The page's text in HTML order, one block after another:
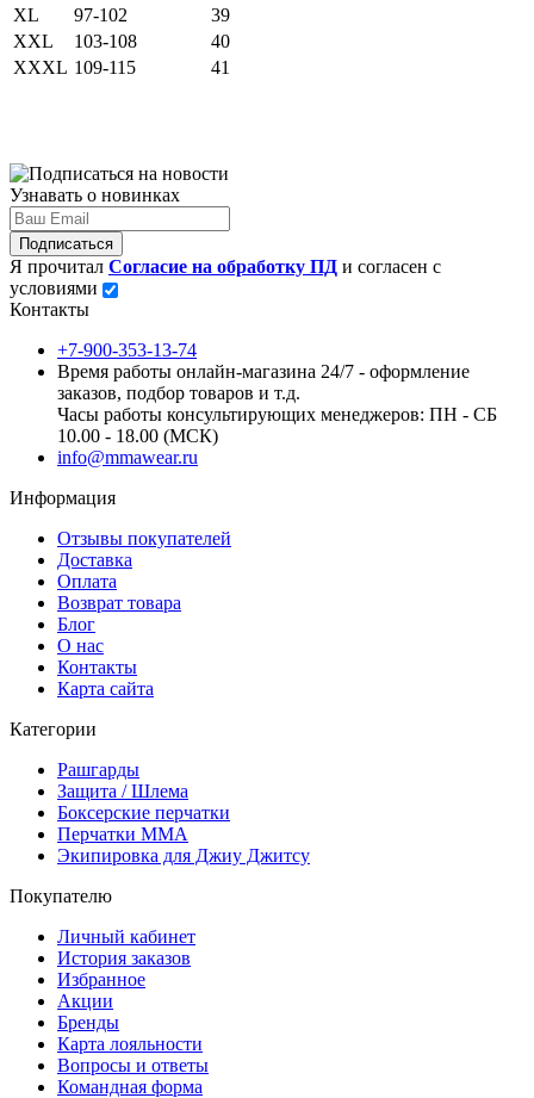
XL
97-102
39
XXL
103-108
40
XXXL 109-115 41
Узнавать о новинках
Подписаться
Я прочитал Согласие на обработку ПД и согласен с
условиями
Контакты
+7-900-353-13-74
Время работы онлайн-магазина 24/7 - оформление
заказов, подбор товаров и т.д.
Часы работы консультирующих менеджеров: ПН - СБ
10.00 - 18.00 (МСК)
info@mmawear.ru
Информация
Отзывы покупателей
Доставка
Оплата
Возврат товара
Блог
О нас
Контакты
Карта сайта
Категории
Рашгарды
Защита / Шлема
Боксерские перчатки
Перчатки ММА
Экипировка для Джиу Джитсу
Покупателю
Личный кабинет
История заказов
Избранное
Акции
Бренды
Карта лояльности
Вопросы и ответы
Командная форма